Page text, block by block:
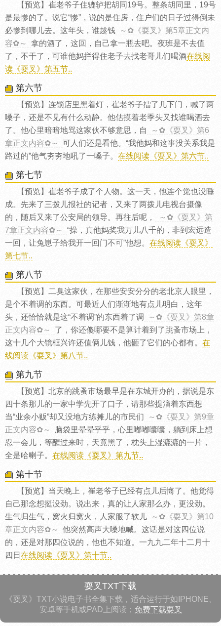
【预览】崔老爷子住辘轳把胡同19号。整条胡同里，19号
是最惨的了。说它“惨”，说的是住房，住户们的日子过得倒未
必惨到哪儿去。这年头，谁趁钱
～✿《耍叉》第5章正文内
容✿～
拿的酒了，这回，自己拿一瓶去吧。夜班是不去值
了，不干了，可谁他妈拦得住老子去找老哥儿们喝酒在线阅
读《耍叉》第五节..
第六节
【预览】连锁店里黑着灯，崔老爷子擂了几下门，喊了两
嗓子，还是不见有什么动静。他估摸着老季头又找谁喝酒去
了。他心里暗暗地骂这家伙不够意思，自
～✿《耍叉》第6
章正文内容✿～
可人们还是看他。“我他妈和这事没关系我是
路过的”他气夯夯地吼了一嗓子。 在线阅读《耍叉》第六节..
第七节
【预览】崔老爷子成了个人物。这一天，他连个觉也没睡
成。先来了三拨儿报社的记者，又来了两拨儿电视台摄像
的，随后又来了公安局的领导。再往后呢，
～✿《耍叉》第
7章正文内容✿～
“操，真他妈奖我万儿八千的，非到宏远造
一回，让兔崽子给我开一回门不可”他想。 在线阅读《耍叉》
第七节..
第八节
【预览】二臭这家伙，在那些安安分分的老北京人眼里，
是个不着调的东西。可最近人们渐渐地有点儿明白，这年
头，还恰恰就是这“不着调”的东西着了调
～✿《耍叉》第8章
正文内容✿～
了，你还傻哪要不是算计着到了跳蚤市场上，
这十几个大镜框兴许还值俩儿钱，他砸了它们的心都有。 在
线阅读《耍叉》第八节..
第九节
【预览】北京的跳蚤市场最早是在东城开办的，据说是东
四十条那儿的一家中学先开了口子，请那些提溜着东西想
当“业余小贩”却又没地方练摊儿的市民们
～✿《耍叉》第9章
正文内容✿～
脑袋里晕晕乎乎，心里嘟嘟囔囔，躺到床上想
忍一会儿，等醒过来时，天竟黑了，枕头上湿漉漉的一片，
全是哈喇子。 在线阅读《耍叉》第九节..
第十节
【预览】当天晚上，崔老爷子已经有点儿后悔了。他觉得
自己那念想挺没劲。说出来，真的让人家那么办，更没劲。
生气归生气，窝火归窝火，人家服了软儿
～✿《耍叉》第10
章正文内容✿～
他突然高声大嗓地喊。这话是对这四位说
的，还是对那四位说的，他也不知道。一九九二年十二月十
四日 在线阅读《耍叉》第十节..
耍叉TXT下载
《耍叉》TXT小说电子书全集下载，适合运行于如IPHONE、
安卓等手机或PAD上阅读； 免费下载耍叉